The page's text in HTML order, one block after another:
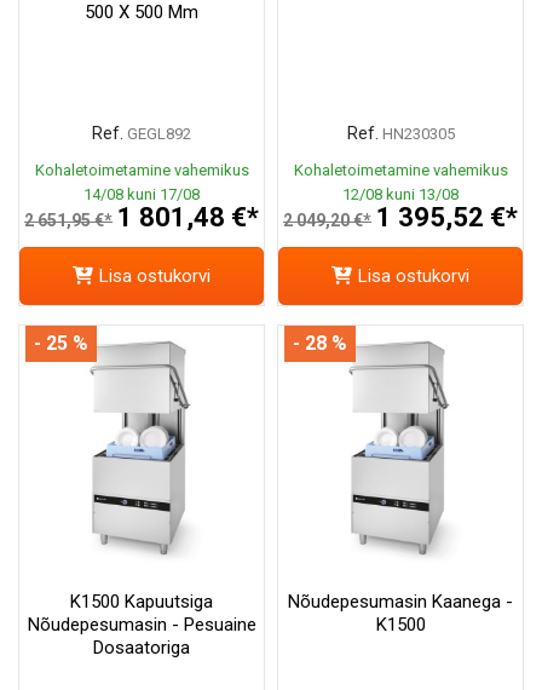
500 X 500 Mm
Ref. GEGL892
Kohaletoimetamine vahemikus
14/08 kuni 17/08
2 651,95 €* 1 801,48 €*
Lisa ostukorvi
Ref. HN230305
Kohaletoimetamine vahemikus
12/08 kuni 13/08
2 049,20 €* 1 395,52 €*
Lisa ostukorvi
K1500 Kapuutsiga
Nõudepesumasin - Pesuaine
Dosaatoriga
- 25 %
Nõudepesumasin Kaanega -
K1500
- 28 %